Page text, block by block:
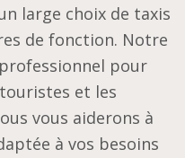
large choix de taxis
de fonction. Notre
pour
et les
vous aiderons à
à vos besoins